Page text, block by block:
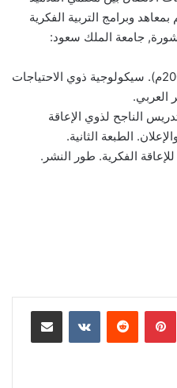
وبرامج التربية الفكرية
جامعة الملك سعود:
– القريوتي، عبد المطلب أمين (2005م). سيكولوجية ذوي الاحتياجات
العربي.
حمد (2010م). التدريس الناجح لذوي الإعاقة
الطبعة الثانية.
بينتيريست مشاركة عبر البريد